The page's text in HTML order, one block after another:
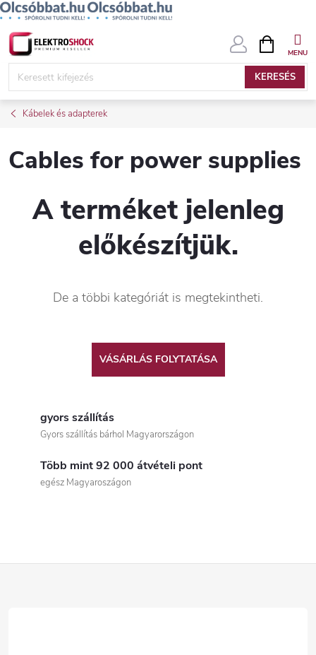
Ugrás
KERESÉS
KOSÁR
Kábelek és adapterek
Cables for power supplies
A terméket jelenleg
előkészítjük.
De a többi kategóriát is megtekintheti.
VÁSÁRLÁS FOLYTATÁSA
gyors szállítás
Gyors szállítás bárhol Magyarországon
Több mint 92 000 átvételi pont
egész Magyaroszágon